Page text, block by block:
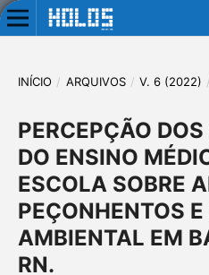
INÍCIO / ARQUIVOS / V. 6 (2022) /
PERCEPÇÃO
DO ENSINO
ESCOLA SOBRE
PEÇONHENTOS
AMBIENTAL EM
RN.